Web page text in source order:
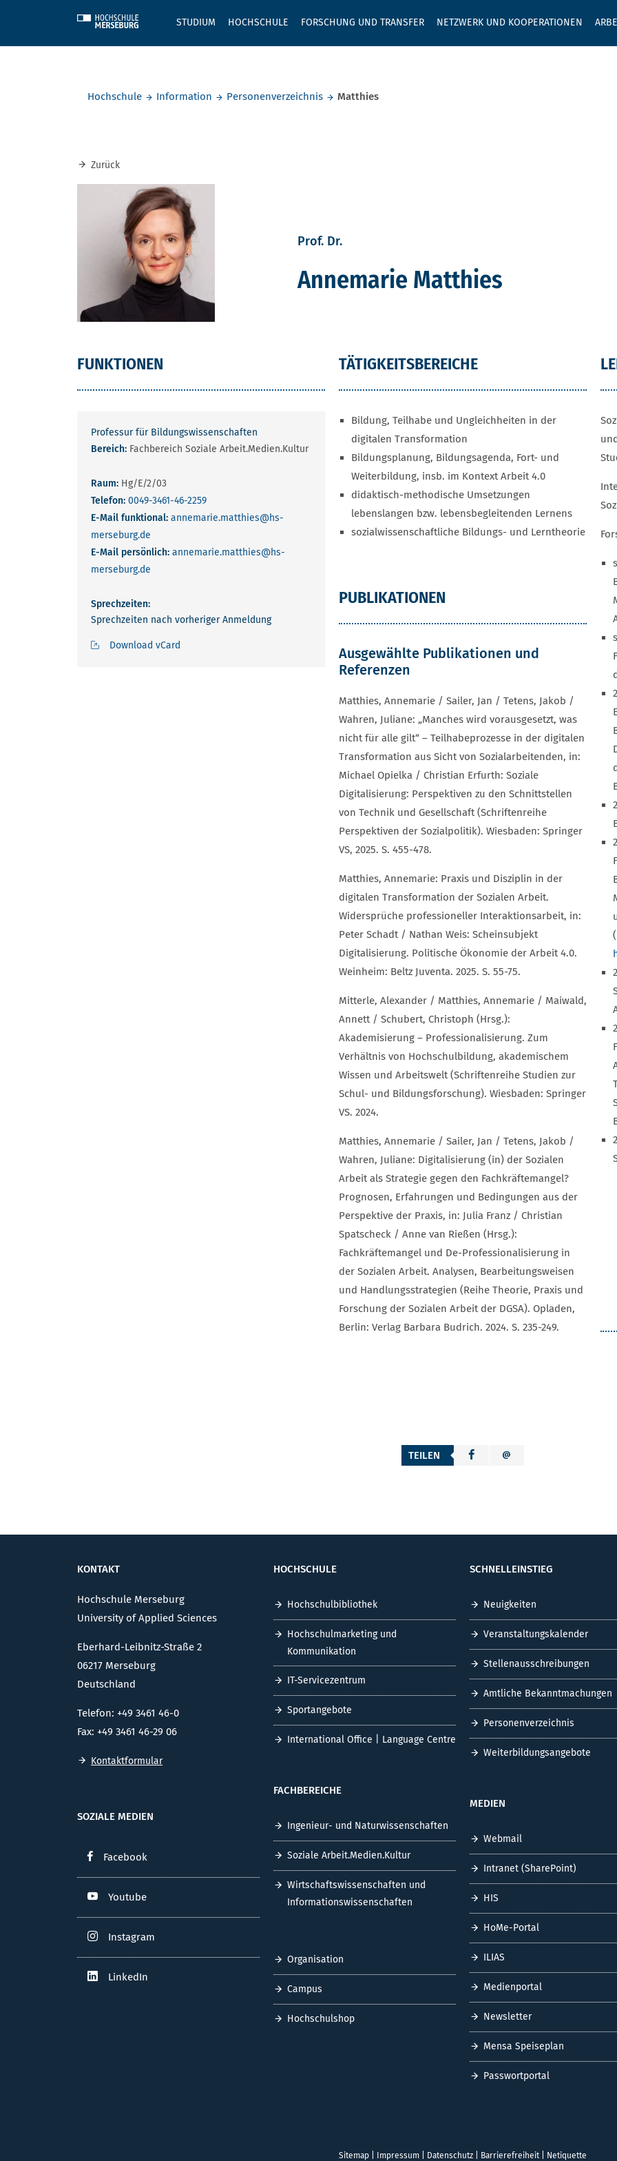
STUDIUM HOCHSCHULE FORSCHUNG UND TRANSFER NETZWERK UND KOOPERATIONEN
GEBEN SIE
Hochschule
Information Personenverzeichnis Matthies
Zurück
Prof. Dr.
Annemarie Matthies
FUNKTIONEN
Professur für Bildungswissenschaften
Bereich: Fachbereich Soziale Arbeit.Medien.Kultur
Raum: Hg/E/2/03
Telefon: 0049-3461-46-2259
E-Mail funktional: annemarie.matthies@hs-
merseburg.de
E-Mail persönlich: annemarie.matthies@hs-
merseburg.de
Sprechzeiten:
Sprechzeiten nach vorheriger Anmeldung
Download vCard
TÄTIGKEITSBEREICHE
Bildung, Teilhabe und Ungleichheiten in der
digitalen Transformation
Bildungsplanung, Bildungsagenda, Fort- und
Weiterbildung, insb. im Kontext Arbeit 4.0
didaktisch-methodische Umsetzungen
lebenslangen bzw. lebensbegleitenden Lernens
sozialwissenschaftliche Bildungs- und Lerntheorie
PUBLIKATIONEN
Ausgewählte Publikationen und
Referenzen
Matthies, Annemarie / Sailer, Jan / Tetens, Jakob /
Wahren, Juliane: „Manches wird vorausgesetzt, was
nicht für alle gilt“ – Teilhabeprozesse in der digitalen
Transformation aus Sicht von Sozialarbeitenden, in:
Michael Opielka / Christian Erfurth: Soziale
Digitalisierung: Perspektiven zu den Schnittstellen
von Technik und Gesellschaft (Schriftenreihe
Perspektiven der Sozialpolitik). Wiesbaden: Springer
VS, 2025. S. 455-478.
Matthies, Annemarie: Praxis und Disziplin in der
digitalen Transformation der Sozialen Arbeit.
Widersprüche professioneller Interaktionsarbeit, in:
Peter Schadt / Nathan Weis: Scheinsubjekt
Digitalisierung. Politische Ökonomie der Arbeit 4.0.
Weinheim: Beltz Juventa. 2025. S. 55-75.
Mitterle, Alexander / Matthies, Annemarie / Maiwald,
Annett / Schubert, Christoph (Hrsg.):
Akademisierung – Professionalisierung. Zum
Verhältnis von Hochschulbildung, akademischem
Wissen und Arbeitswelt (Schriftenreihe Studien zur
Schul- und Bildungsforschung). Wiesbaden: Springer
VS. 2024.
Matthies, Annemarie / Sailer, Jan / Tetens, Jakob /
Wahren, Juliane: Digitalisierung (in) der Sozialen
Arbeit als Strategie gegen den Fachkräftemangel?
Prognosen, Erfahrungen und Bedingungen aus der
Perspektive der Praxis, in: Julia Franz / Christian
Spatscheck / Anne van Rießen (Hrsg.):
Fachkräftemangel und De-Professionalisierung in
der Sozialen Arbeit. Analysen, Bearbeitungsweisen
und Handlungsstrategien (Reihe Theorie, Praxis und
Forschung der Sozialen Arbeit der DGSA). Opladen,
Berlin: Verlag Barbara Budrich. 2024. S. 235-249.
(
TEILEN
KONTAKT
Hochschule Merseburg
University of Applied Sciences
Eberhard-Leibnitz-Straße 2
06217 Merseburg
Deutschland
Telefon: +49 3461 46-0
Fax: +49 3461 46-29 06
Kontaktformular
SOZIALE MEDIEN
Facebook
Youtube
Instagram
LinkedIn
HOCHSCHULE
Hochschulbibliothek
Hochschulmarketing und
Kommunikation
IT-Servicezentrum
Sportangebote
International Office | Language Centre
FACHBEREICHE
Ingenieur- und Naturwissenschaften
Soziale Arbeit.Medien.Kultur
Wirtschaftswissenschaften und
Informationswissenschaften
Organisation
Campus
Hochschulshop
SCHNELLEINSTIEG
Neuigkeiten
Veranstaltungskalender
Stellenausschreibungen
Amtliche Bekanntmachungen
Personenverzeichnis
Weiterbildungsangebote
MEDIEN
Webmail
Intranet (SharePoint)
HIS
HoMe-Portal
ILIAS
Medienportal
Newsletter
Mensa Speiseplan
Passwortportal
Sitemap Impressum Datenschutz Barrierefreiheit| Netiquette